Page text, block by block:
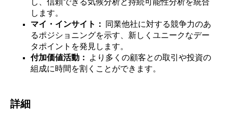
し、信頼できる気候分析と持続可能性分析を統合
します。
マイ・インサイト：
同業他社に対する競争力のあ
るポジショニングを示す、新しくユニークなデー
タポイントを発見します。
付加価値活動： より多くの顧客との取引や投資の
組成に時間を割くことができます。
詳細